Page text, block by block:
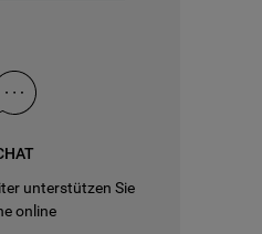
unterstützen Sie
online